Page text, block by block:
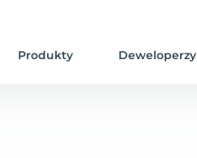
Produkty Deweloperzy